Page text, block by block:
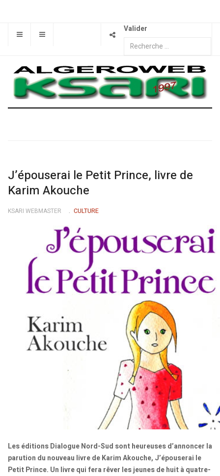
Valider
J’épouserai le Petit Prince, livre de
Karim Akouche
KSARI WEBMASTER CULTURE
Les éditions Dialogue Nord-Sud sont heureuses d’annoncer la
parution du nouveau livre de Karim Akouche, J’épouserai le
Petit Prince. Un livre qui fera rêver les jeunes de huit à quatre-